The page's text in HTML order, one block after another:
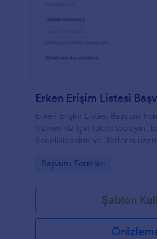
Erken Erişim Listesi
Erken Erişim Listesi Başvuru
hizmetiniz için talebi toplayın,
önceliklendirin ve Jotform
Go to Category:
Başvuru Formları
Şablon